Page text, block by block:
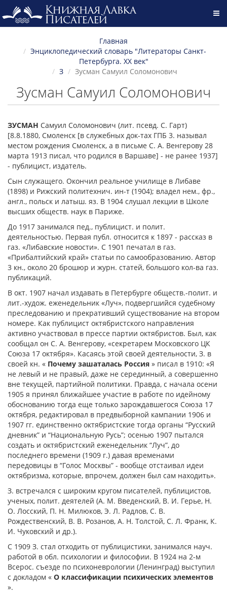
Главная
Энциклопедический словарь "Литераторы Санкт-
Петербурга. XX век"
З
Зусман Самуил Соломонович
Зусман Самуил Соломонович
ЗУСМАН Самуил Соломонович (лит. псевд. С. Гарт)
[8.8.1880, Смоленск [в служебных док-тах ГПБ 3. называл
местом рождения Смоленск, а в письме С. А. Венгерову 28
марта 1913 писал, что родился в Варшаве] - не ранее 1937]
- публицист, издатель.
Сын служащего. Окончил реальное училище в Либаве
(1898) и Рижский политехнич. ин-т (1904); владел нем., фр.,
англ., польск и латыш. яз. В 1904 слушал лекции в Школе
высших обществ. наук в Париже.
До 1917 занимался пед., публицист. и полит.
деятельностью. Первая публ. относится к 1897 - рассказ в
газ. «Либавские новости». С 1901 печатал в газ.
«Прибалтийский край» статьи по самообразованию. Автор
3 кн., около 20 брошюр и журн. статей, большого кол-ва газ.
публикаций.
В окт. 1907 начал издавать в Петербурге обществ.-полит. и
лит.-худож. еженедельник «Луч», подвергшийся судебному
преследованию и прекративший существование на втором
номере. Как публицист октябристского направления
активно участвовал в прессе партии октябристов. Был, как
сообщал он С. А. Венгерову, «секретарем Московского ЦК
Союза 17 октября». Касаясь этой своей деятельности, З. в
своей кн. « Почему зашаталась Россия » писал в 1910: «Я
не левый и не правый, даже не серединный, а совершенно
вне текущей, партийной политики. Правда, с начала осени
1905 я принял ближайшее участие в работе по идейному
обоснованию тогда еще только зарождавшегося Союза 17
октября, редактировал в предвыборной кампании 1906 и
1907 гг. единственно октябристские тогда органы “Русский
дневник” и “Национальную Русь”; осенью 1907 пытался
создать и октябристский еженедельник “Луч”, до
последнего времени (1909 г.) давая временами
передовицы в “Голос Москвы” - вообще отстаивал идеи
октябризма, которые, впрочем, должен был сам находить».
З. встречался с широким кругом писателей, публицистов,
ученых, полит. деятелей (А. М. Введенский, В. И. Герье, Н.
О. Лосский, П. Н. Милюков, Э. Л. Радлов, С. В.
Рождественский, В. В. Розанов, А. Н. Толстой, С. Л. Франк, К.
И. Чуковский и др.).
С 1909 З. стал отходить от публицистики, занимался науч.
работой в обл. психологии и философии. В 1924 на 2-м
Всерос. съезде по психоневрологии (Ленинград) выступил
с докладом « О классификации психических элементов
».